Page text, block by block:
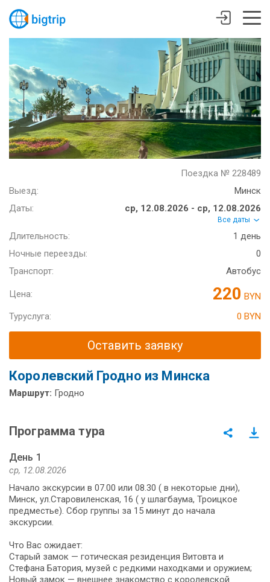
Поездка № 228489
Выезд:
Минск
Даты:
ср, 12.08.2026 - ср, 12.08.2026
Все даты
Длительность:
1 день
Ночные переезды:
0
Транспорт:
Автобус
Цена: 220 BYN
Туруслуга:
0 BYN
Оставить заявку
Королевский Гродно из Минска
Маршрут: Гродно
Программа тура
День 1
ср, 12.08.2026
Начало экскурсии в 07.00 или 08.30 ( в некоторые дни),
Минск, ул.Старовиленская, 16 ( у шлагбаума, Троицкое
предместье). Сбор группы за 15 минут до начала
экскурсии.
Что Вас ожидает:
Старый замок — готическая резиденция Витовта и
Стефана Батория, музей с редкими находками и оружием;
Новый замок — внешнее знакомство с королевской